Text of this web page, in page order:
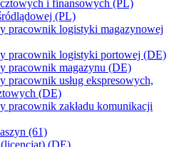
i finansowych (PL)
(PL)
pracownik logistyki magazynowej
pracownik logistyki portowej (DE)
pracownik magazynu (DE)
usług ekspresowych,
(DE)
pracownik zakładu komunikacji
(61)
(DE)